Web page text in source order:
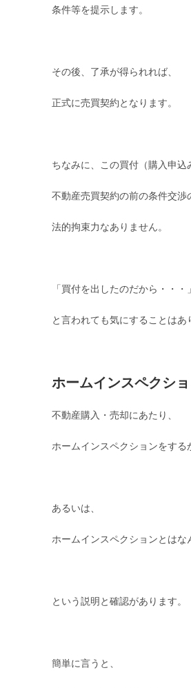
条件等を提示します。
その後、了承が得られれば、
正式に売買契約となります。
ちなみに、この買付（購入申込
不動産売買契約の前の条件交渉
法的拘束力なありません。
「買付を出したのだから・・・」
と言われても気にすることはあ
ホームインスペクシ
不動産購入・売却にあたり、
ホームインスペクションをする
あるいは、
ホームインスペクションとはな
という説明と確認があります。
簡単に言うと、